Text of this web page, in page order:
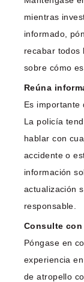
mientras
informado,
recabar todos
sobre cómo
Reúna
Es importante
La policía
hablar con
accidente o
información
actualización
responsable.
Consulte
Póngase en
experiencia
de atropello